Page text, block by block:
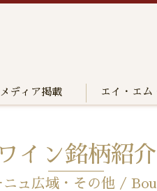
メディア掲載 エイ・エム
ワイン銘柄紹介
ニュ広域・その他 /